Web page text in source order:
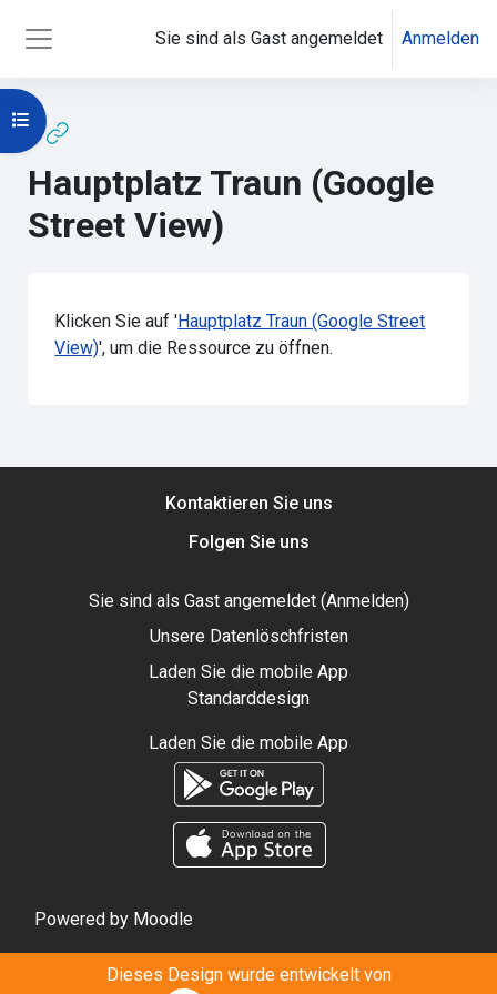
Sie sind als Gast angemeldet Anmelden
Hauptplatz Traun (Google
Street View)
Kursindex öffnen
Klicken Sie auf 'Hauptplatz Traun (Google Street
View)', um die Ressource zu öffnen.
Kontaktieren Sie uns
Folgen Sie uns
Sie sind als Gast angemeldet (Anmelden)
Unsere Datenlöschfristen
Laden Sie die mobile App
Standarddesign
Laden Sie die mobile App
Powered by Moodle
Dieses Design wurde entwickelt von